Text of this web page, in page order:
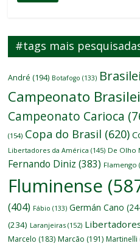
#tags mais
André (194) Botafogo (133)
Campeonato
Campeonato Carioca
(154) Copa do Brasil (620)
Libertadores da América (145) De Olho
Fernando Diniz (383) Flamengo
Fluminense
(404) Fábio (133) Germán Cano
(234) Laranjeiras (152)
Marcelo (183) Marcão (191) Martinelli